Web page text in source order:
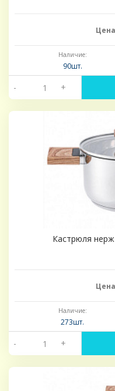
Наличие:
90шт.
- +
Кастрюля
Наличие:
273шт.
- +